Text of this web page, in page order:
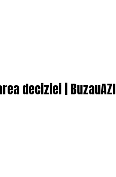
deciziei | BuzauAZI